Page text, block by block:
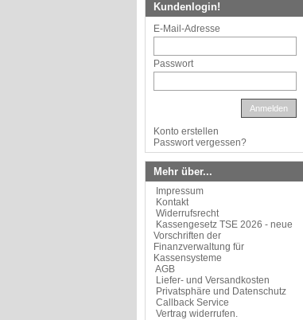
Kundenlogin!
E-Mail-Adresse
Passwort
Anmelden
Konto erstellen
Passwort vergessen?
Mehr über...
Impressum
Kontakt
Widerrufsrecht
Kassengesetz TSE 2026 - neue
Vorschriften der
Finanzverwaltung für
Kassensysteme
AGB
Liefer- und Versandkosten
Privatsphäre und Datenschutz
Callback Service
Vertrag widerrufen.